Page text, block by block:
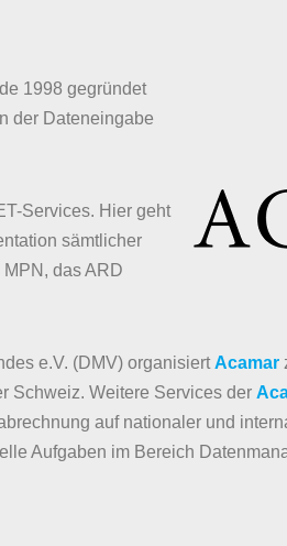
1998 gegründet
der Dateneingabe
Services. Hier geht
sämtlicher
das ARD
e.V. (DMV) organisiert Acamar
Schweiz. Weitere Services der
auf nationaler und
Aufgaben im Bereich